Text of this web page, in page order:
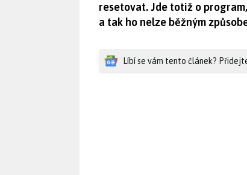
resetovat. Jde totiž o
a tak ho nelze běžným
Líbí se vám tento článek?